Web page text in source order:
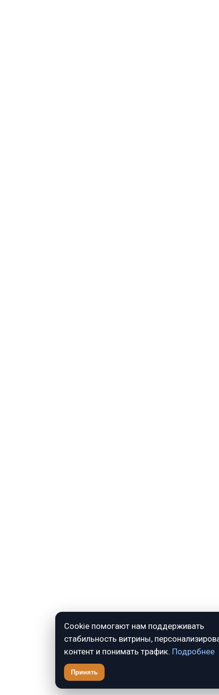
Cookie помогают нам поддерживать
стабильность витрины,
контент и понимать трафик. Подробнее
Принять